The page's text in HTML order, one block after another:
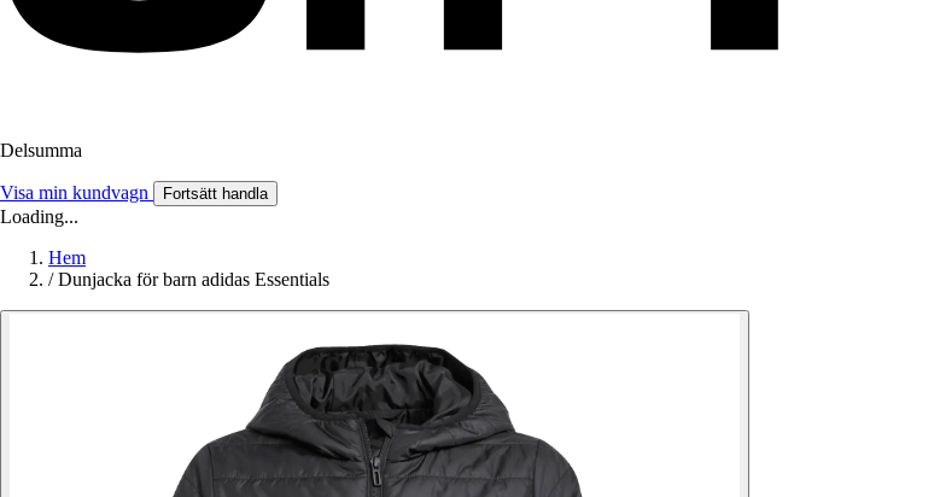
Delsumma
Visa min kundvagn Fortsätt handla
Loading...
Hem
/ Dunjacka för barn adidas Essentials